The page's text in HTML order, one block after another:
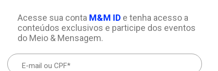
Acesse sua conta M&M IDe tenha acesso a
conteúdos exclusivos e participe dos eventos
do Meio & Mensagem.